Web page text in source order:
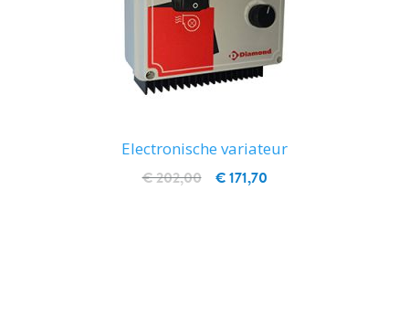
Electronische variateur
€ 171,70
€ 202,00